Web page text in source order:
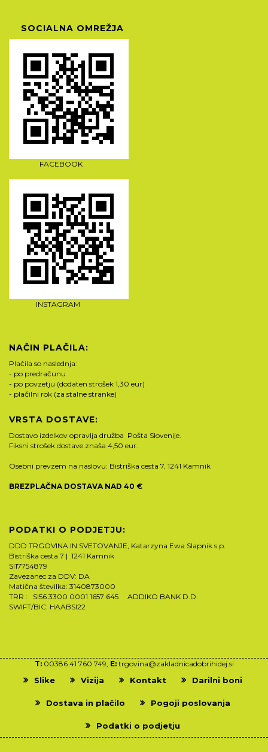
SOCIALNA OMREŽJA
FACEBOOK
INSTAGRAM
NAČIN PLAČILA:
Plačila so naslednja:
- po predračunu
- po povzetju (dodaten strošek 1,30 eur)
- plačilni rok (za stalne stranke)
VRSTA DOSTAVE:
Dostavo izdelkov opravlja družba Pošta Slovenije.
Fiksni strošek dostave znaša 4,50 eur.
Osebni prevzem na naslovu: Bistriška cesta 7, 1241 Kamnik
BREZPLAČNA DOSTAVA NAD 40 €
PODATKI O PODJETJU:
DDD TRGOVINA IN SVETOVANJE, Katarzyna Ewa Slapnik s.p.
Bistriška cesta 7 | 1241 Kamnik
SI17754879
Zavezanec za DDV: DA
Matična številka: 3140873000
TRR : SI56 3300 0001 1657 645 ADDIKO BANK D.D.
SWIFT/BIC: HAABSI22
T:00386 41 760 749, E: trgovina@zakladnicadobrihidej.si
Slike Vizija Kontakt Darilni boni
Dostava in plačilo Pogoji poslovanja
Podatki o podjetju